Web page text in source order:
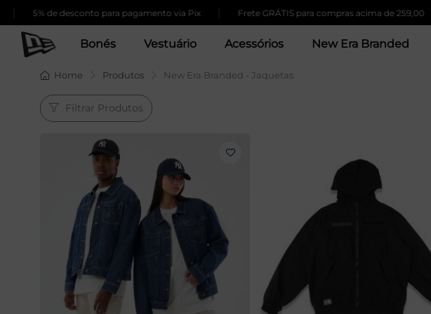
5% de desconto para pagamento via Pix | Frete GRÁTIS para compras acima de 259,00 |
Bonés Vestuário Acessórios New Era Branded
Home Produtos New Era Branded - Jaquetas
Filtrar Produtos